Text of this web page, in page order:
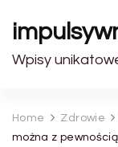
Wpisy
Home Zdrowie
można z